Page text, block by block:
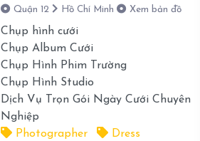
Quận 12 Hồ Chí Minh Xem bản đồ
Chụp hình cưới
Chụp Album Cưới
Chụp Hình Phim Trường
Chụp Hình Studio
Dịch Vụ Trọn Gói Ngày Cưới Chuyên
Nghiệp
Photographer
Dress